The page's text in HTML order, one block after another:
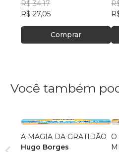
Guimarães
R$ 34,17
R$ 27,05
Comprar
Você também
A MAGIA DA GRATIDÃO
Hugo Borges
O